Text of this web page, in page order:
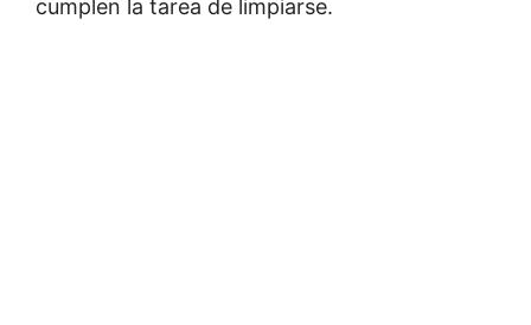
cumplen la tarea de limpiarse.